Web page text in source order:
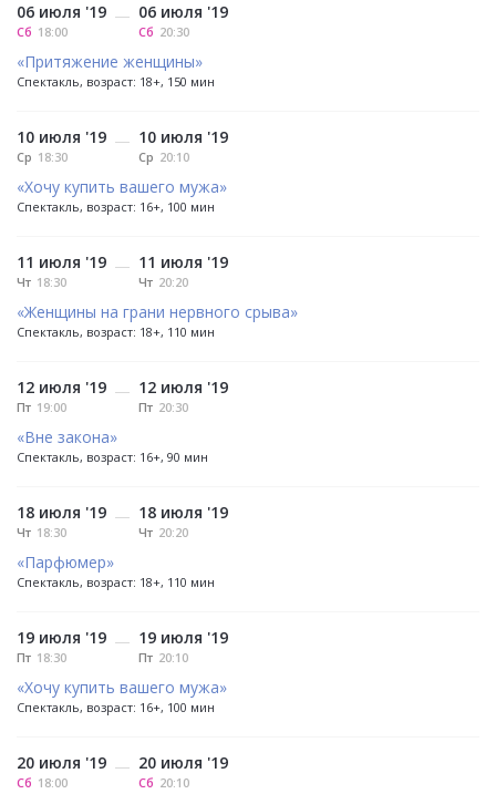
06 июля '19
Сб 18:00
— 06 июля '19
Сб 20:30
«Притяжение женщины»
Спектакль, возраст: 18+, 150 мин
10 июля '19
Ср 18:30
— 10 июля '19
Ср 20:10
«Хочу купить вашего мужа»
Спектакль, возраст: 16+, 100 мин
11 июля '19
Чт 18:30
— 11 июля '19
Чт 20:20
«Женщины на грани нервного срыва»
Спектакль, возраст: 18+, 110 мин
12 июля '19
Пт 19:00
— 12 июля '19
Пт 20:30
«Вне закона»
Спектакль, возраст: 16+, 90 мин
18 июля '19
Чт 18:30
— 18 июля '19
Чт 20:20
«Парфюмер»
Спектакль, возраст: 18+, 110 мин
19 июля '19
Пт 18:30
— 19 июля '19
Пт 20:10
«Хочу купить вашего мужа»
Спектакль, возраст: 16+, 100 мин
20 июля '19
Сб 18:00
— 20 июля '19
Сб 20:10